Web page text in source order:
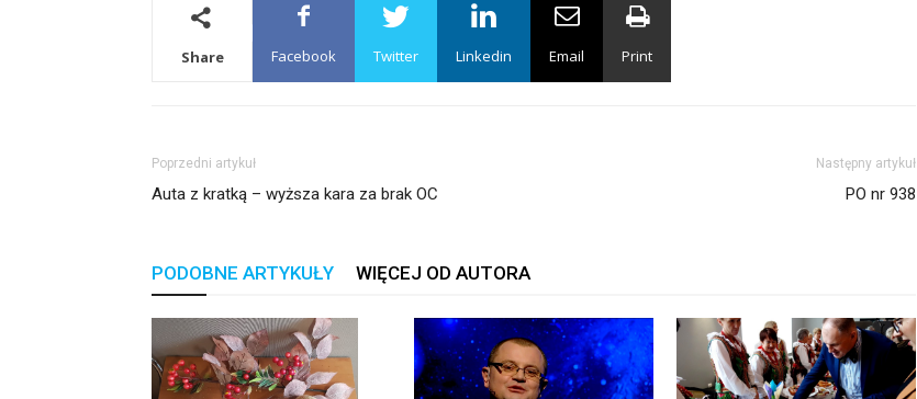
Share Facebook Twitter Linkedin Email Print
Poprzedni artykuł
Auta z kratką – wyższa kara za brak OC
Następny artykuł
PO nr 938
PODOBNE ARTYKUŁY WIĘCEJ OD AUTORA